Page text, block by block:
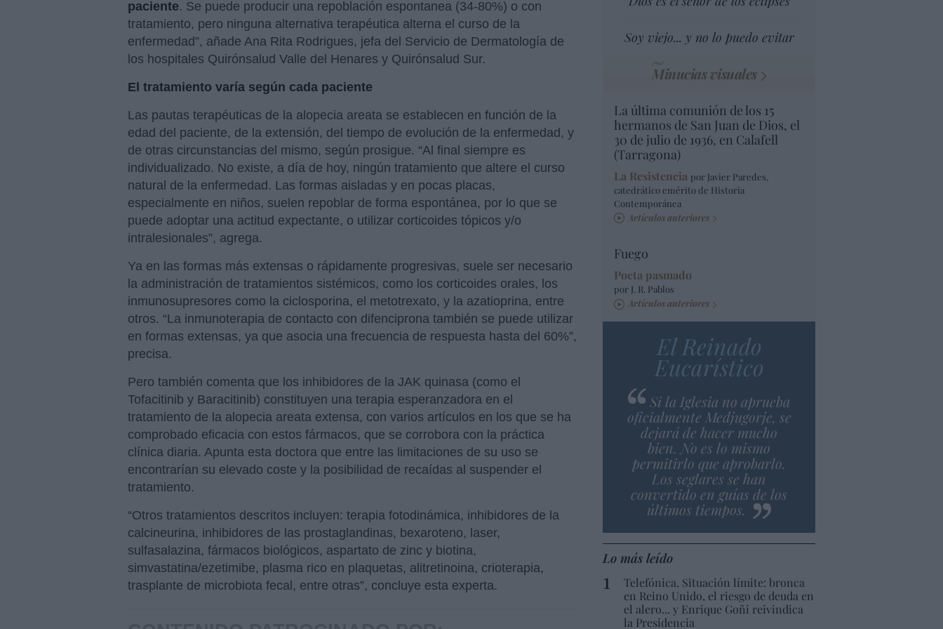
paciente. Se puede producir una repoblación espontanea (34-80%) o con
tratamiento, pero ninguna alternativa terapéutica alterna el curso de la
enfermedad”, añade Ana Rita Rodrigues, jefa del Servicio de Dermatología de
los hospitales Quirónsalud Valle del Henares y Quirónsalud Sur.
El tratamiento varía según cada paciente
Las pautas terapéuticas de la alopecia areata se establecen en función de la
edad del paciente, de la extensión, del tiempo de evolución de la enfermedad, y
de otras circunstancias del mismo, según prosigue. “Al final siempre es
individualizado. No existe, a día de hoy, ningún tratamiento que altere el curso
natural de la enfermedad. Las formas aisladas y en pocas placas,
especialmente en niños, suelen repoblar de forma espontánea, por lo que se
puede adoptar una actitud expectante, o utilizar corticoides tópicos y/o
intralesionales”, agrega.
Ya en las formas más extensas o rápidamente progresivas, suele ser necesario
la administración de tratamientos sistémicos, como los corticoides orales, los
inmunosupresores como la ciclosporina, el metotrexato, y la azatioprina, entre
otros. “La inmunoterapia de contacto con difenciprona también se puede utilizar
en formas extensas, ya que asocia una frecuencia de respuesta hasta del 60%”,
precisa.
Pero también comenta que los inhibidores de la JAK quinasa (como el
Tofacitinib y Baracitinib) constituyen una terapia esperanzadora en el
tratamiento de la alopecia areata extensa, con varios artículos en los que se ha
comprobado eficacia con estos fármacos, que se corrobora con la práctica
clínica diaria. Apunta esta doctora que entre las limitaciones de su uso se
encontrarían su elevado coste y la posibilidad de recaídas al suspender el
tratamiento.
“Otros tratamientos descritos incluyen: terapia fotodinámica, inhibidores de la
calcineurina, inhibidores de las prostaglandinas, bexaroteno, laser,
sulfasalazina, fármacos biológicos, aspartato de zinc y biotina,
simvastatina/ezetimibe, plasma rico en plaquetas, alitretinoina, crioterapia,
trasplante de microbiota fecal, entre otras”, concluye esta experta.
Soy viejo... y no lo puedo evitar
Minucias visuales
La última comunión de los 15
hermanos de San Juan de Dios, el
30 de julio de 1936, en Calafell
(Tarragona)
La Resistencia por Javier Paredes,
catedrático emérito de Historia
Contemporánea
Artículos anteriores
Fuego
Poeta pasmado
por J. R. Pablos
Artículos anteriores
El Reinado
Eucarístico
Si la Iglesia no aprueba
oficialmente Medjugorje, se
dejará de hacer mucho
bien. No es lo mismo
permitirlo que aprobarlo.
Los seglares se han
convertido en guías de los
últimos tiempos.
Lo más leído
Telefónica. Situación límite: bronca
en Reino Unido, el riesgo de deuda en
el alero... y Enrique Goñi reivindica
la Presidencia